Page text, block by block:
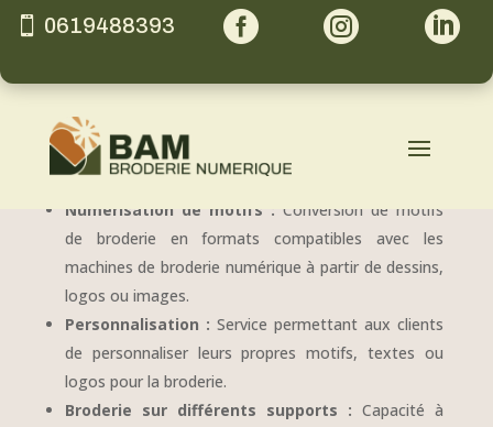
0619488393   
Services
Numérisation de motifs : Conversion de motifs
de broderie en formats compatibles avec les
machines de broderie numérique à partir de dessins,
logos ou images.
Personnalisation : Service permettant aux clients
de personnaliser leurs propres motifs, textes ou
logos pour la broderie.
Broderie sur différents supports : Capacité à